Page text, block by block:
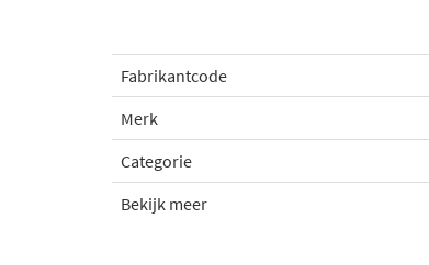
Fabrikantcode
Merk
Categorie
Bekijk meer